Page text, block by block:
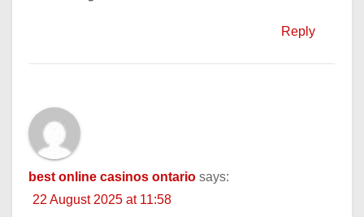
Reply
best online casinos ontario says:
22 August 2025 at 11:58